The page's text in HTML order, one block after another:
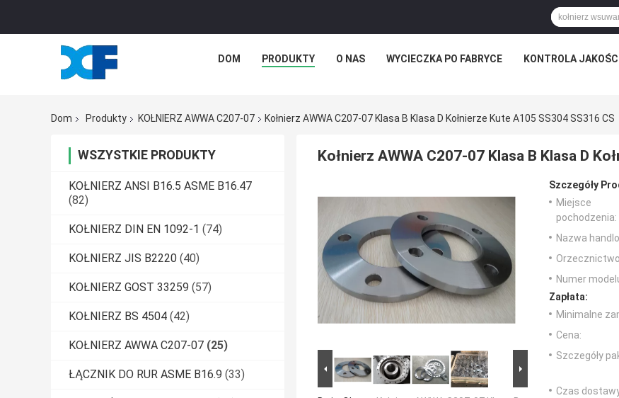
DOM PRODUKTY O NAS WYCIECZKA PO FABRYCE KONTROLA JAKOŚCI
Dom Produkty KOŁNIERZ AWWA C207-07 Kołnierz AWWA C207-07 Klasa B Klasa D Kołnierze Kute A105 SS304 SS316 CS
WSZYSTKIE PRODUKTY
KOŁNIERZ ANSI B16.5 ASME B16.47
(82)
KOŁNIERZ DIN EN 1092-1 (74)
KOŁNIERZ JIS B2220 (40)
KOŁNIERZ GOST 33259 (57)
KOŁNIERZ BS 4504 (42)
KOŁNIERZ AWWA C207-07 (25)
ŁĄCZNIK DO RUR ASME B16.9 (33)
Kołnierz AWWA C207-07 Klasa B Klasa D
Szczegóły
Miejsce
pochodzenia:
Nazwa
Numer
Zapłata:
Minimalne
Cena:
Szczegóły
Czas